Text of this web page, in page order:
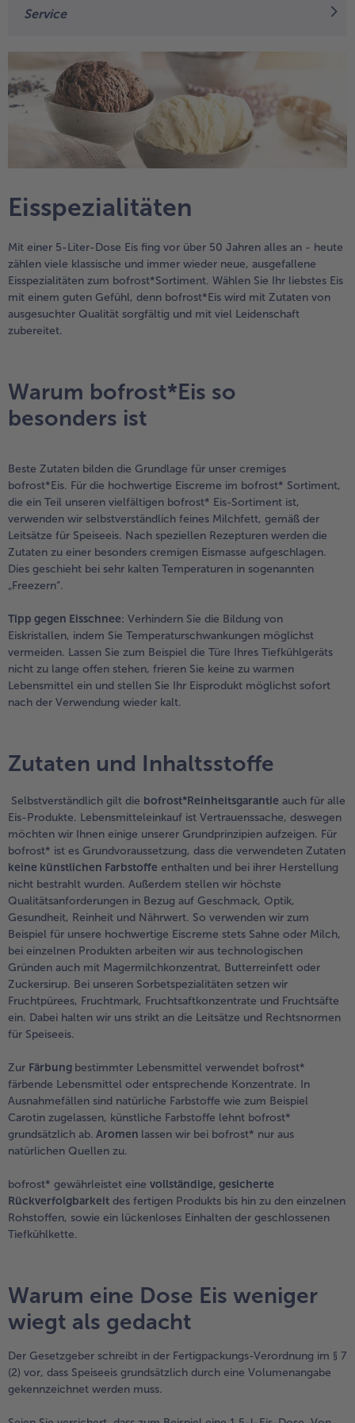
Kuchen & Torten
alle Kuchen & Torten
High Protein
alle High Protein
bofrost*plus.
alle bofrost*plus.
Pflanzliche Alternativprodukte
alle Pflanzliche Alternativprodukte
Heißluftfritteuse
alle Heißluftfritteuse
- 5 € beim Kauf von 7 Schlemmermenüs nach Wahl
Service
Eisspezialitäten
Mit einer 5-Liter-Dose Eis fing vor über 50 Jahren alles an - heute
zählen viele klassische und immer wieder neue, ausgefallene
Eisspezialitäten zum bofrost*Sortiment. Wählen Sie Ihr liebstes Eis
mit einem guten Gefühl, denn bofrost*Eis wird mit Zutaten von
ausgesuchter Qualität sorgfältig und mit viel Leidenschaft
zubereitet.
Warum bofrost*Eis so
besonders ist
Beste Zutaten bilden die Grundlage für unser cremiges
bofrost*Eis. Für die hochwertige Eiscreme im bofrost* Sortiment,
die ein Teil unseren vielfältigen bofrost* Eis-Sortiment ist,
verwenden wir selbstverständlich feines Milchfett, gemäß der
Leitsätze für Speiseeis. Nach speziellen Rezepturen werden die
Zutaten zu einer besonders cremigen Eismasse aufgeschlagen.
Dies geschieht bei sehr kalten Temperaturen in sogenannten
„Freezern“.
Tipp gegen Eisschnee: Verhindern Sie die Bildung von
Eiskristallen, indem Sie Temperaturschwankungen möglichst
vermeiden. Lassen Sie zum Beispiel die Türe Ihres Tiefkühlgeräts
nicht zu lange offen stehen, frieren Sie keine zu warmen
Lebensmittel ein und stellen Sie Ihr Eisprodukt möglichst sofort
nach der Verwendung wieder kalt.
Zutaten und Inhaltsstoffe
Selbstverständlich gilt die bofrost*Reinheitsgarantie auch für alle
Eis-Produkte. Lebensmitteleinkauf ist Vertrauenssache, deswegen
möchten wir Ihnen einige unserer Grundprinzipien aufzeigen. Für
bofrost* ist es Grundvoraussetzung, dass die verwendeten Zutaten
keine künstlichen Farbstoffe enthalten und bei ihrer Herstellung
nicht bestrahlt wurden. Außerdem stellen wir höchste
Qualitätsanforderungen in Bezug auf Geschmack, Optik,
Gesundheit, Reinheit und Nährwert. So verwenden wir zum
Beispiel für unsere hochwertige Eiscreme stets Sahne oder Milch,
bei einzelnen Produkten arbeiten wir aus technologischen
Gründen auch mit Magermilchkonzentrat, Butterreinfett oder
Zuckersirup. Bei unseren Sorbetspezialitäten setzen wir
Fruchtpürees, Fruchtmark, Fruchtsaftkonzentrate und Fruchtsäfte
ein. Dabei halten wir uns strikt an die Leitsätze und Rechtsnormen
für Speiseeis.
Zur Färbung bestimmter Lebensmittel verwendet bofrost*
färbende Lebensmittel oder entsprechende Konzentrate. In
Ausnahmefällen sind natürliche Farbstoffe wie zum Beispiel
Carotin zugelassen, künstliche Farbstoffe lehnt bofrost*
grundsätzlich ab. Aromen lassen wir bei bofrost* nur aus
natürlichen Quellen zu.
bofrost* gewährleistet eine vollständige, gesicherte
Rückverfolgbarkeit des fertigen Produkts bis hin zu den einzelnen
Rohstoffen, sowie ein lückenloses Einhalten der geschlossenen
Tiefkühlkette.
Warum eine Dose Eis weniger
wiegt als gedacht
Der Gesetzgeber schreibt in der Fertigpackungs-Verordnung im § 7
(2) vor, dass Speiseeis grundsätzlich durch eine Volumenangabe
gekennzeichnet werden muss.